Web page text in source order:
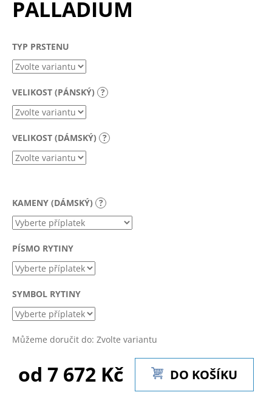
PALLADIUM
TYP PRSTENU
VELIKOST (PÁNSKÝ) ?
VELIKOST (DÁMSKÝ) ?
KAMENY (DÁMSKÝ) ?
PÍSMO RYTINY
SYMBOL RYTINY
Můžeme doručit do: Zvolte variantu
od 7 672 Kč DO KOŠÍKU
a
í
t
?
HLEDAT
o
p
o
r
u
č
u
j
e
e